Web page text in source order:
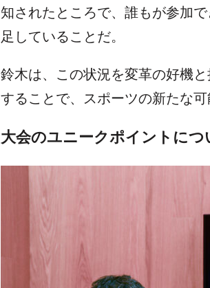
知されたところで、誰もが参加
足していることだ。
鈴木は、この状況を変革の好機
することで、スポーツの新たな
大会のユニークポイントにつ